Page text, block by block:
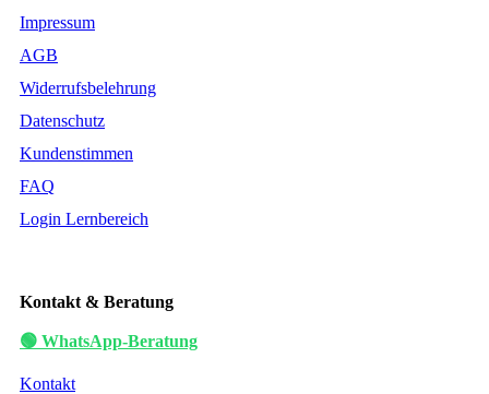
Impressum
AGB
Widerrufsbelehrung
Datenschutz
Kundenstimmen
FAQ
Login Lernbereich
Kontakt & Beratung
🟢 WhatsApp-Beratung
Kontakt